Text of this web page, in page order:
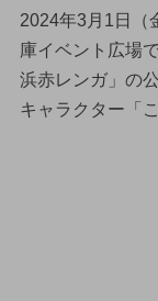
2024年3月1日（
庫イベント広場
浜赤レンガ」の
キャラクター「